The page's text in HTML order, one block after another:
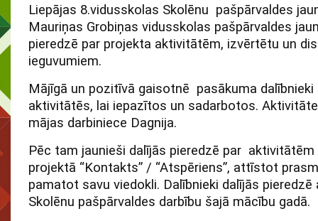
Liepājas 8.vidusskolas Skolēnu pašpārvaldes
Mauriņas Grobiņas vidusskolas pašpārvaldes
pieredzē par projekta aktivitātēm, izvērtētu un
ieguvumiem.
Mājīgā un pozitīvā gaisotnē pasākuma dalībnieki
aktivitātēs, lai iepazītos un sadarbotos.
mājas darbiniece Dagnija.
Pēc tam jaunieši dalījās pieredzē par aktivitātēm
projektā “Kontakts” / “Atspēriens”, attīstot
pamatot savu viedokli. Dalībnieki dalījās
Skolēnu pašpārvaldes darbību šajā mācību gadā.